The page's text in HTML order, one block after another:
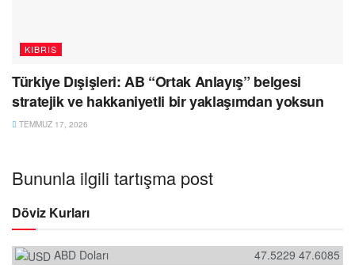
KIBRIS
Türkiye Dışişleri: AB “Ortak Anlayış” belgesi
stratejik ve hakkaniyetli bir yaklaşımdan yoksun
TEMMUZ 17, 2026
Bununla ilgili tartışma post
Döviz Kurları
ABD Doları 47.6085
47.5229